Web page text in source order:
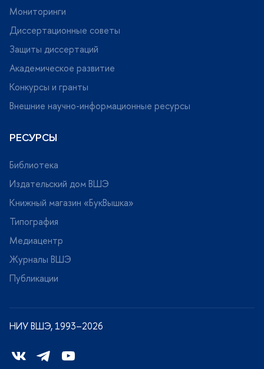
Мониторинги
Диссертационные советы
Защиты диссертаций
Академическое развитие
Конкурсы и гранты
нешние научно-информационные ресурсы
РЕСУРСЫ
Библиотека
Издательский дом ВШЭ
Книжный магазин «БукВышка»
Типография
Медиацентр
Журналы ВШЭ
Публикации
НИУ ВШЭ, 1993–2026